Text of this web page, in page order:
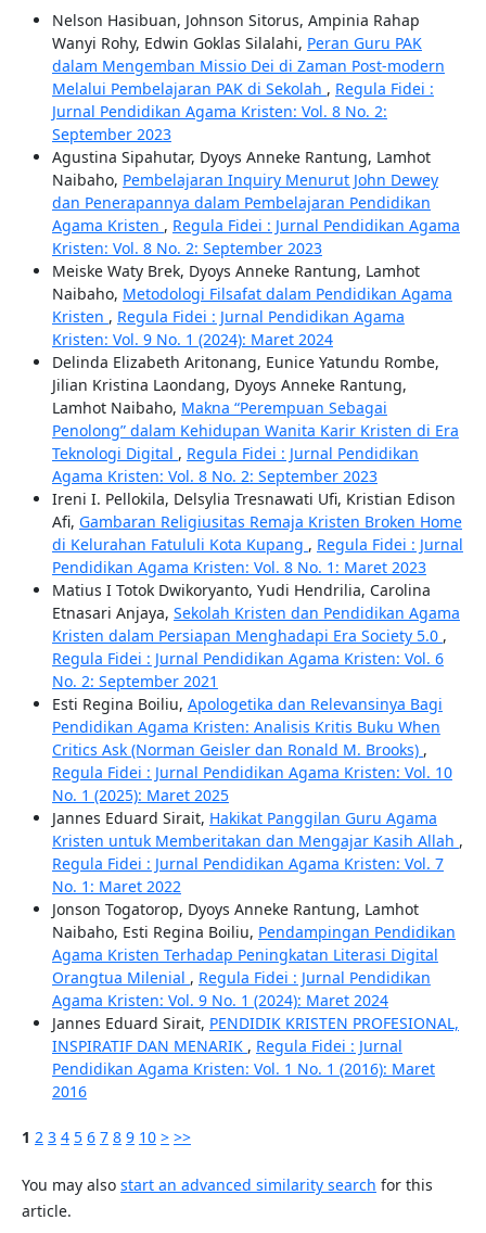
Nelson Hasibuan, Johnson Sitorus, Ampinia Rahap
Wanyi Rohy, Edwin Goklas Silalahi, Peran Guru PAK
dalam Mengemban Missio Dei di Zaman Post-modern
Melalui Pembelajaran PAK di Sekolah , Regula Fidei :
Jurnal Pendidikan Agama Kristen: Vol. 8 No. 2:
September 2023
Agustina Sipahutar, Dyoys Anneke Rantung, Lamhot
Naibaho, Pembelajaran Inquiry Menurut John Dewey
dan Penerapannya dalam Pembelajaran Pendidikan
Agama Kristen , Regula Fidei : Jurnal Pendidikan Agama
Kristen: Vol. 8 No. 2: September 2023
Meiske Waty Brek, Dyoys Anneke Rantung, Lamhot
Naibaho, Metodologi Filsafat dalam Pendidikan Agama
Kristen , Regula Fidei : Jurnal Pendidikan Agama
Kristen: Vol. 9 No. 1 (2024): Maret 2024
Delinda Elizabeth Aritonang, Eunice Yatundu Rombe,
Jilian Kristina Laondang, Dyoys Anneke Rantung,
Lamhot Naibaho, Makna “Perempuan Sebagai
Penolong” dalam Kehidupan Wanita Karir Kristen di Era
Teknologi Digital , Regula Fidei : Jurnal Pendidikan
Agama Kristen: Vol. 8 No. 2: September 2023
Ireni I. Pellokila, Delsylia Tresnawati Ufi, Kristian Edison
Afi, Gambaran Religiusitas Remaja Kristen Broken Home
di Kelurahan Fatululi Kota Kupang , Regula Fidei : Jurnal
Pendidikan Agama Kristen: Vol. 8 No. 1: Maret 2023
Matius I Totok Dwikoryanto, Yudi Hendrilia, Carolina
Etnasari Anjaya, Sekolah Kristen dan Pendidikan Agama
Kristen dalam Persiapan Menghadapi Era Society 5.0 ,
Regula Fidei : Jurnal Pendidikan Agama Kristen: Vol. 6
No. 2: September 2021
Esti Regina Boiliu, Apologetika dan Relevansinya Bagi
Pendidikan Agama Kristen: Analisis Kritis Buku When
Critics Ask (Norman Geisler dan Ronald M. Brooks) ,
Regula Fidei : Jurnal Pendidikan Agama Kristen: Vol. 10
No. 1 (2025): Maret 2025
Jannes Eduard Sirait, Hakikat Panggilan Guru Agama
Kristen untuk Memberitakan dan Mengajar Kasih Allah ,
Regula Fidei : Jurnal Pendidikan Agama Kristen: Vol. 7
No. 1: Maret 2022
Jonson Togatorop, Dyoys Anneke Rantung, Lamhot
Naibaho, Esti Regina Boiliu, Pendampingan Pendidikan
Agama Kristen Terhadap Peningkatan Literasi Digital
Orangtua Milenial , Regula Fidei : Jurnal Pendidikan
Agama Kristen: Vol. 9 No. 1 (2024): Maret 2024
Jannes Eduard Sirait, PENDIDIK KRISTEN PROFESIONAL,
INSPIRATIF DAN MENARIK , Regula Fidei : Jurnal
Pendidikan Agama Kristen: Vol. 1 No. 1 (2016): Maret
2016
1 2 3 4 5 6 7 8 9 10 > >>
You may also start an advanced similarity search for this
article.